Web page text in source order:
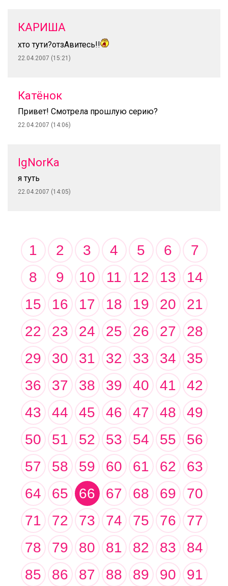
КАРИША
хто тути?отзАвитесь!!
22.04.2007 (15:21)
Катёнок
Привет! Смотрела прошлую серию?
22.04.2007 (14:06)
IgNorKa
я туть
22.04.2007 (14:05)
1 2 3 4 5 6
7
8
9 10 11 12 13
14
15
16 17 18 19 20
21
22
23 24 25 26 27
28
29
30 31 32 33 34
35
36
37 38 39 40 41
42
43
44 45 46 47 48
49
50
51 52 53 54 55
56
57
58 59 60 61 62
63
64
65 66 67 68 69
70
71
72 73 74 75 76
77
78
79 80 81 82 83
84
85
86 87 88 89 90
91